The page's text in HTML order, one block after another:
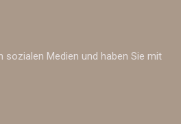
sozialen Medien und haben Sie mit